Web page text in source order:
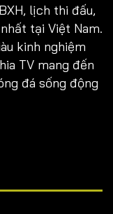
lịch thi đấu,
tại Việt Nam.
kinh nghiệm
TV mang đến
đá sống động